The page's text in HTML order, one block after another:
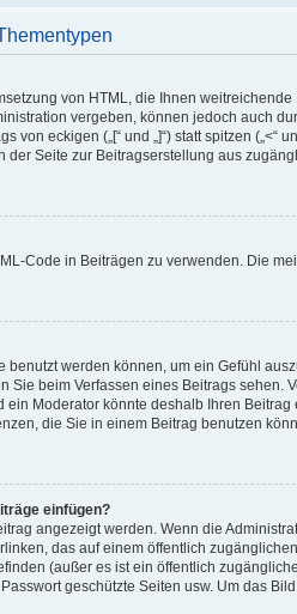
von HTML, die Ihnen
vergeben, können jedoch auch
von eckigen („[“ und „]“) statt spitzen
der Seite zur Beitragserstellung aus
Code in Beiträgen zu verwenden. Die
benutzt werden können, um ein Gefühl
Sie beim Verfassen eines Beitrags
ein Moderator könnte deshalb Ihren
die Sie in einem Beitrag benutzen
einfügen?
angezeigt werden. Wenn die
das auf einem öffentlich
(außer es ist ein öffentlich
geschützte Seiten usw. Um das